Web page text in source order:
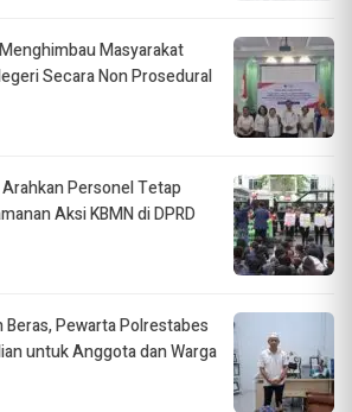
Masyarakat
Secara Non Prosedural
Personel Tetap
Aksi KBMN di DPRD
Pewarta Polrestabes
untuk Anggota dan Warga